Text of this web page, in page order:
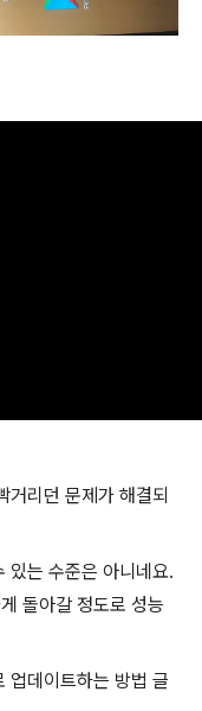
거리던 문제가 해결되
있는 수준은 아니네요.
돌아갈 정도로 성능
데이트하는 방법 글